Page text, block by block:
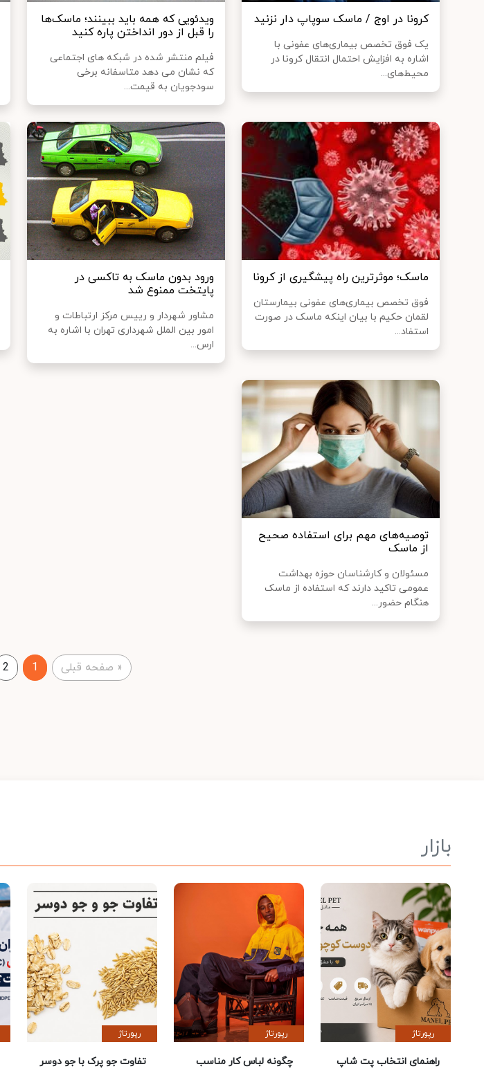
کرونا در اوج / ماسک سوپاپ دار نزنید
یک فوق تخصص بیماری‌های عفونی با
اشاره به افزایش احتمال انتقال کرونا در
محیط‌های...
ویدئویی که همه باید ببینند؛ ماسک‌ها
را قبل از دور انداختن پاره کنید
فیلم منتشر شده در شبکه های اجتماعی
که نشان می دهد متاسفانه برخی
سودجویان به قیمت...
ماسک؛ موثرترین راه پیشگیری از کرونا
فوق تخصص بیماری‌های عفونی بیمارستان
لقمان حکیم با بیان اینکه ماسک در صورت
استفاد...
ورود بدون ماسک به تاکسی در
پایتخت ممنوع شد
مشاور شهردار و رییس مرکز ارتباطات و
امور بین الملل شهرداری تهران با اشاره به
ارس...
توصیه‌های مهم برای استفاده صحیح
از ماسک
مسئولان و کارشناسان حوزه بهداشت
عمومی تاکید دارند که استفاده از ماسک
هنگام حضور...
« صفحه قبلی 1
2
بازار
رپورتاژ
راهنمای انتخاب پت شاپ
رپورتاژ
چگونه لباس کار مناسب
رپورتاژ
تفاوت جو پرک با جو دوسر